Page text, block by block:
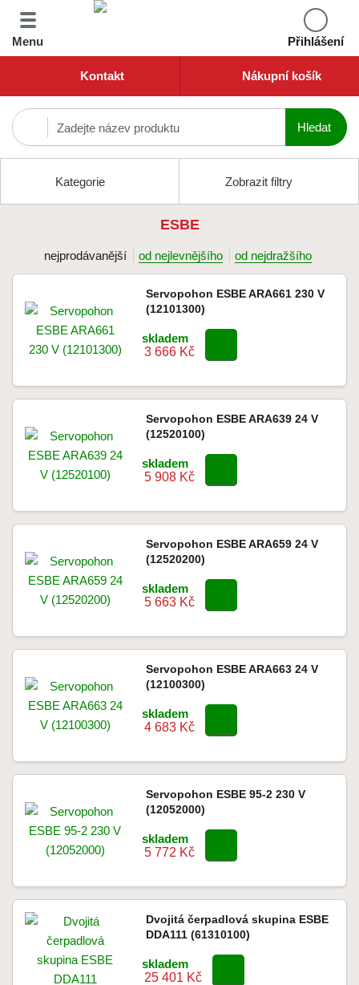
Menu Přihlášení
Kontakt Nákupní košík
Kategorie Zobrazit filtry
ESBE
nejprodávanější od nejlevnějšího od nejdražšího
Servopohon ESBE ARA661 230 V
(12101300)
skladem
3 666 Kč
Servopohon ESBE ARA639 24 V
(12520100)
skladem
5 908 Kč
Servopohon ESBE ARA659 24 V
(12520200)
skladem
5 663 Kč
Servopohon ESBE ARA663 24 V
(12100300)
skladem
4 683 Kč
Servopohon ESBE 95-2 230 V
(12052000)
skladem
5 772 Kč
Dvojitá čerpadlová skupina ESBE
DDA111 (61310100)
skladem
25 401 Kč